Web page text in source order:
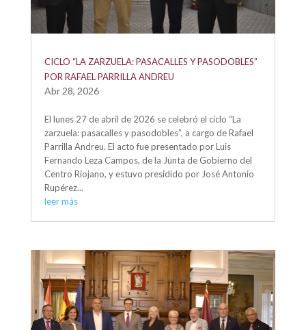
CICLO “LA ZARZUELA: PASACALLES Y PASODOBLES”
POR RAFAEL PARRILLA ANDREU
Abr 28, 2026
El lunes 27 de abril de 2026 se celebró el ciclo “La
zarzuela: pasacalles y pasodobles”, a cargo de Rafael
Parrilla Andreu. El acto fue presentado por Luis
Fernando Leza Campos, de la Junta de Gobierno del
Centro Riojano, y estuvo presidido por José Antonio
Rupérez...
leer más